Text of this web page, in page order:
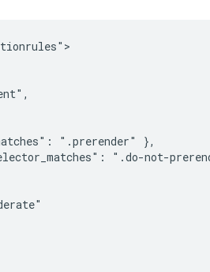
".prerender" },
".do-not-